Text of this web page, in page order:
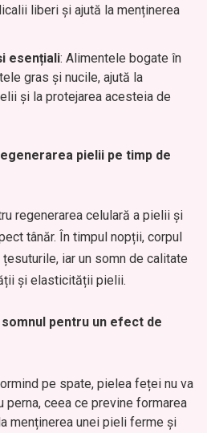
liberi și ajută la menținerea
esențiali: Alimentele bogate în
gras și nucile, ajută la
și la protejarea acesteia de
pielii pe timp de
regenerarea celulară a pielii și
tânăr. În timpul nopții, corpul
iar un somn de calitate
și elasticității pielii.
pentru un efect de
pe spate, pielea feței nu va
perna, ceea ce previne formarea
menținerea unei pieli ferme și